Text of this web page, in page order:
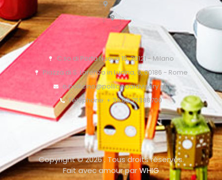
C.so di Porta Nuova 15, 20121 - Milano
Piazza di S. Lorenzo in Lucina, 6, 00186 - Rome
o.pollicino@pollicinoaidvisory.eu
Téléphone: + 39 02 76388700
Copyright © 2026 . Tous droits réservés.
Fait avec amour parWHIG